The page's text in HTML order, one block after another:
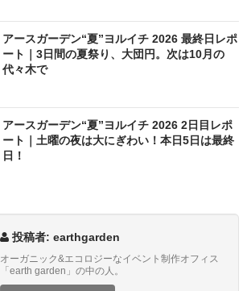
アースガーデン“夏”ヨルイチ 2026 最終日レポ
ート｜3日間の夏祭り、大団円。次は10月の
代々木で
アースガーデン“夏”ヨルイチ 2026 2日目レポ
ート｜土曜の夜は大にぎわい！本日5日は最終
日！
投稿者: earthgarden
オーガニック&エコロジーなイベント制作オフィス
「earth garden」の中の人。